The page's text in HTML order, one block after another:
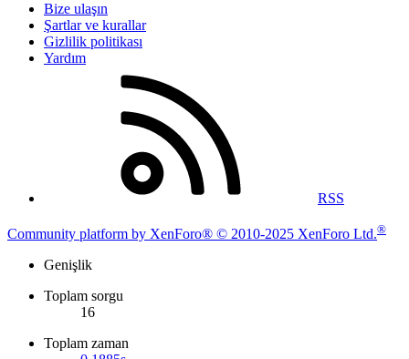
Bize ulaşın
Şartlar ve kurallar
Gizlilik politikası
Yardım
RSS
Community platform by XenForo® © 2010-2025 XenForo Ltd.®
Genişlik
Toplam sorgu
16
Toplam zaman